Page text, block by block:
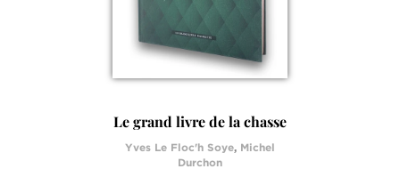
Le grand livre de la chasse
Yves Le Floc'h Soye,
Michel
Durchon